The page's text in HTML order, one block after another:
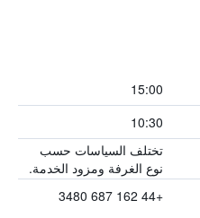
15:00
10:30
تختلف السياسات حسب
نوع الغرفة ومزود الخدمة.
+44 162 687 3480